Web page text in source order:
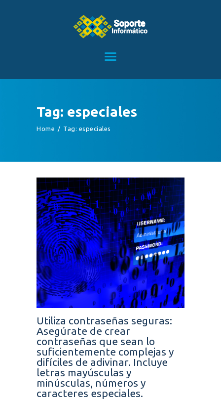
Tag: especiales
Home Tag: especiales
BLOG
TIENDA
Utiliza contraseñas seguras:
Asegúrate de crear
contraseñas que sean lo
suficientemente complejas y
difíciles de adivinar. Incluye
letras mayúsculas y
minúsculas, números y
caracteres especiales.